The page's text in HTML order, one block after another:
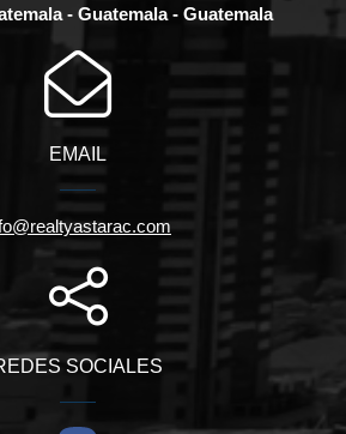
- Guatemala - Guatemala
EMAIL
SOCIALES